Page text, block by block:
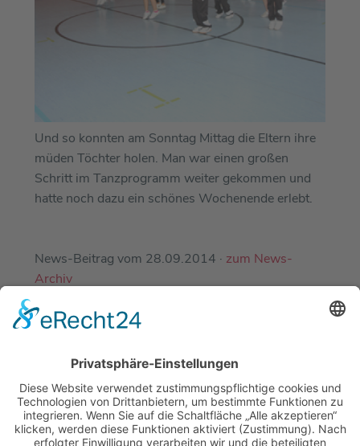
Und so konnten am Sonntag Mittag die Eltern ihre
müden Töchter holen. Man war einen großen
Schritt im Tanzprogramm weiter gekommen und
hatte noch dazu ein schönes Wochenende erlebt.
News-Beitrag vom 28.09.2014 · zum News-
Archiv
EINE ABTEILUNG DES
DJK-SV MIRSKOFEN E.V.